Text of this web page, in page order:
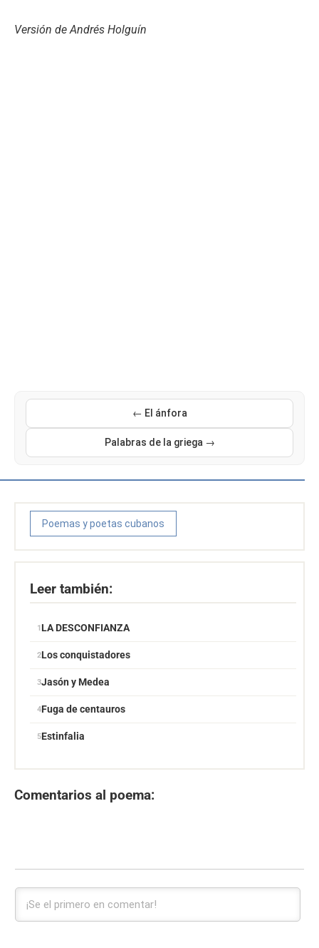
Versión de Andrés Holguín
← El ánfora
Palabras de la griega →
Poemas y poetas cubanos
Leer también:
LA DESCONFIANZA
Los conquistadores
Jasón y Medea
Fuga de centauros
Estinfalia
Comentarios al poema: